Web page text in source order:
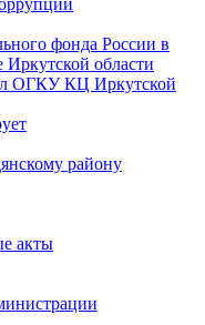
фонда России в
области
ОГКУ КЦ Иркутской
району
акты